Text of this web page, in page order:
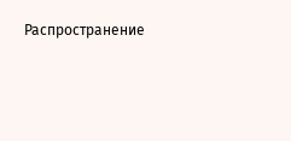
Распространение